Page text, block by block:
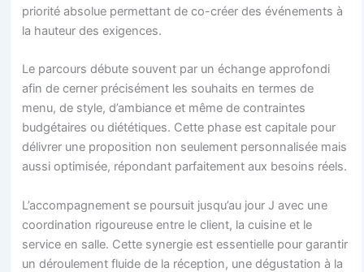
priorité absolue permettant de co-créer des événements à
la hauteur des exigences.
Le parcours débute souvent par un échange approfondi
afin de cerner précisément les souhaits en termes de
menu, de style, d’ambiance et même de contraintes
budgétaires ou diététiques. Cette phase est capitale pour
délivrer une proposition non seulement personnalisée mais
aussi optimisée, répondant parfaitement aux besoins réels.
L’accompagnement se poursuit jusqu’au jour J avec une
coordination rigoureuse entre le client, la cuisine et le
service en salle. Cette synergie est essentielle pour garantir
un déroulement fluide de la réception, une dégustation à la